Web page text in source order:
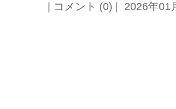
| コメント (0) | 2026年01